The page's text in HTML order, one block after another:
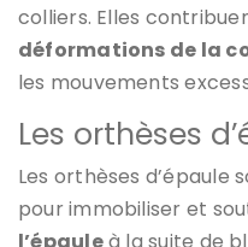
colliers. Elles
déformations de la
les mouvements
Les orthèses
Les orthèses d’épaule
pour immobiliser et
l’épauleà la suite de